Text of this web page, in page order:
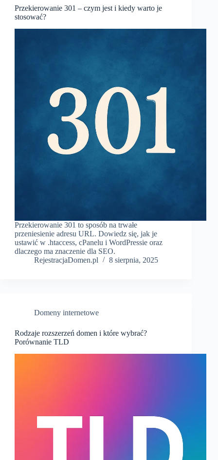
Przekierowanie 301 – czym jest i kiedy warto je
stosować?
Przekierowanie 301 to sposób na trwałe
przeniesienie adresu URL. Dowiedz się, jak je
ustawić w .htaccess, cPanelu i WordPressie oraz
dlaczego ma znaczenie dla SEO.
RejestracjaDomen.pl
8 sierpnia, 2025
Domeny internetowe
Rodzaje rozszerzeń domen i które wybrać?
Porównanie TLD